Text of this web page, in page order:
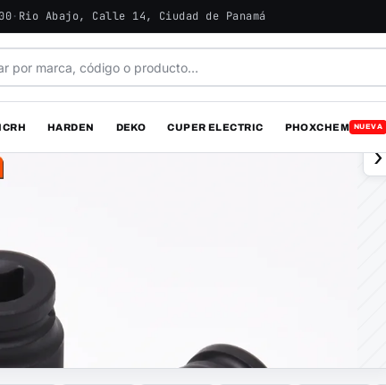
· Rio Abajo, Calle 14, Ciudad de Panamá
HARDEN DEKO CUPER ELECTRIC PHOXCHEM NUEVA
›